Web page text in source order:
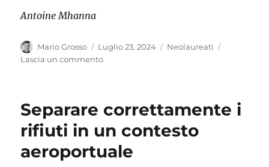
Antoine Mhanna
Autore
Mario Grosso
Pubblicato
il
Luglio 23, 2024 Categorie
Neolaureati
Lascia un commentosu
cooperazione
sessione
di
luglio
Separare correttamente i
rifiuti in un contesto
aeroportuale